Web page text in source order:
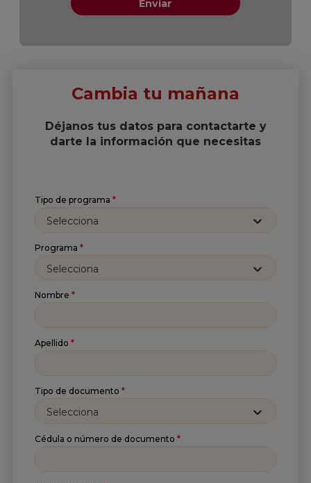
Cambia tu mañana
Déjanos tus datos para contactarte y
darte la información que necesitas
Tipo de programa *
Selecciona
Programa *
Selecciona
Nombre *
Apellido *
Tipo de documento *
Selecciona
Cédula o número de documento *